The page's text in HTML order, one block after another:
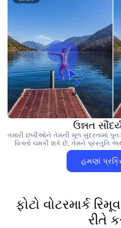
ઉન્નત
તમારી છબીઓને તેમની મૂળ સુંદરતામાં
વિગતો ચમકી શકે છે, તેમને પ્રસ્તુતિ
હમણાં
ફોટો વોટરમાર્ક
રીતે